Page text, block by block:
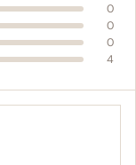
0
0
0
4